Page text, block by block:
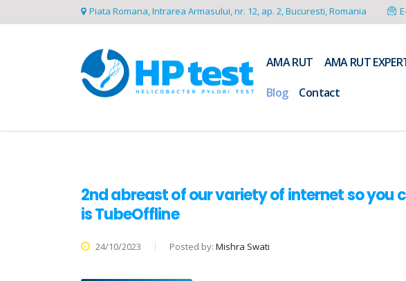
Piata Romana, Intrarea Armasului, nr. 12, ap. 2, Bucuresti, Romania
AMA RUT AMA RUT
Blog
Contact
2nd abreast of our variety of internet so you
is TubeOffline
24/10/2023 Posted by: Mishra Swati